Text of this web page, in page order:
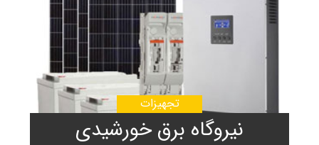
تجهیزات
نیروگاه برق خورشیدی